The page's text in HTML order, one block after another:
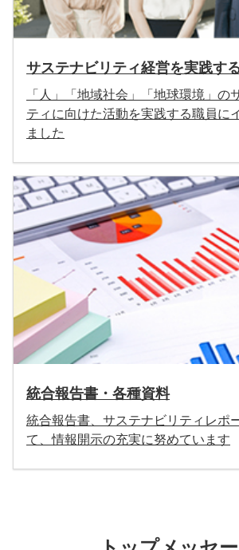
サステナビリティ経営を実践す
「人」「地域社会」「地球環境」の
ティに向けた活動を実践する職員に
ました
統合報告書・各種資料
統合報告書、サステナビリティレポ
て、情報開示の充実に努めています